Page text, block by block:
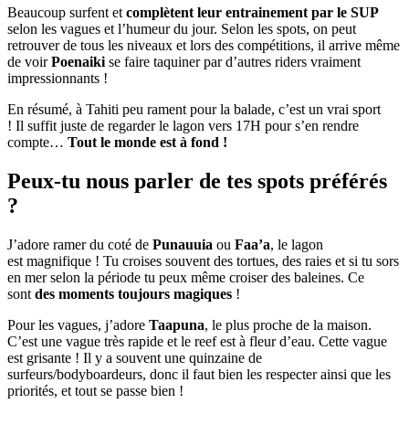
Beaucoup surfent etcomplètent leur entrainement par le SUP
selon les vagues et l’humeur du jour. Selon les spots, on peut
retrouver de tous les niveaux et lors des compétitions, il arrive même
de voirPoenaikise faire taquiner par d’autres riders vraiment
impressionnants !
En résumé, à Tahiti peu rament pour la balade, c’est un vrai sport
! Il suffit juste de regarder le lagon vers 17H pour s’en rendre
compte… Tout le monde est à fond !
Peux-tu nous parler de tes spots préférés
?
J’adore ramer du coté de Punauuia ou Faa’a, le lagon
est magnifique ! Tu croises souvent des tortues, des raies et si tu sors
en mer selon la période tu peux même croiser des baleines. Ce
sont des moments toujours magiques !
Pour les vagues, j’adore Taapuna, le plus proche de la maison.
C’est une vague très rapide et le reef est à fleur d’eau. Cette vague
est grisante ! Il y a souvent une quinzaine de
surfeurs/bodyboardeurs, donc il faut bien les respecter ainsi que les
priorités, et tout se passe bien !